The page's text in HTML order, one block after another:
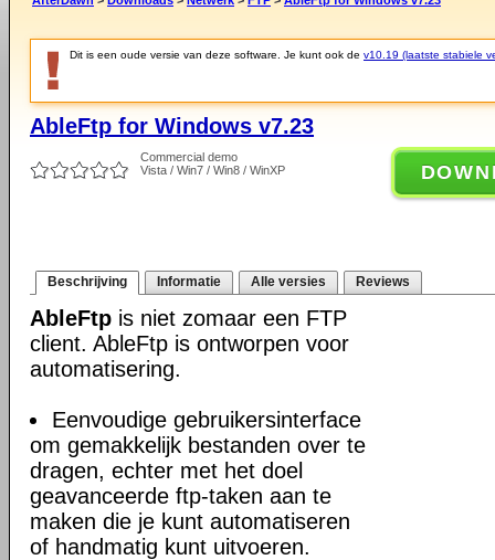
Dit is een oude versie van deze software. Je kunt ook de v10.19 (laatste stabiele
AbleFtp for Windows v7.23
Commercial demo
Vista / Win7 / Win8 / WinXP
Beschrijving Informatie Alle versies Reviews
AbleFtp is niet zomaar een FTP
client. AbleFtp is ontworpen voor
automatisering.
Eenvoudige gebruikersinterface
om gemakkelijk bestanden over te
dragen, echter met het doel
geavanceerde ftp-taken aan te
maken die je kunt automatiseren
of handmatig kunt uitvoeren.